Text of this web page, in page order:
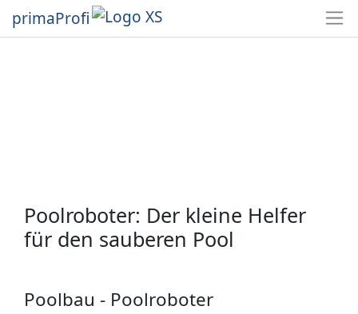
primaProfi
Poolroboter: Der kleine Helfer
für den sauberen Pool
Poolbau - Poolroboter